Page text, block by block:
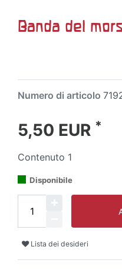
Banda del
Numero di articolo
5,50 EUR *
Contenuto 1
Disponibile
Lista dei desideri